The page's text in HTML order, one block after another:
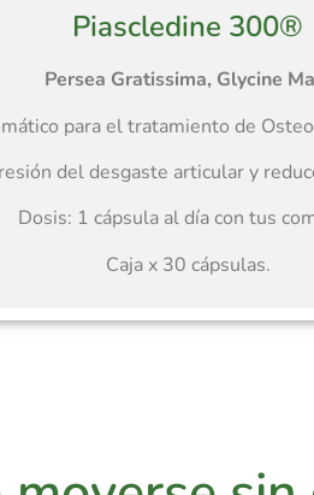
Piascledine 300®
Persea Gratissima, Glycine
para el tratamiento de
del desgaste articular y
Dosis: 1 cápsula al día con tus
Caja x 30 cápsulas.